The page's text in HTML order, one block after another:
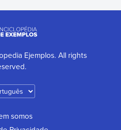
Ejemplos. All rights
somos